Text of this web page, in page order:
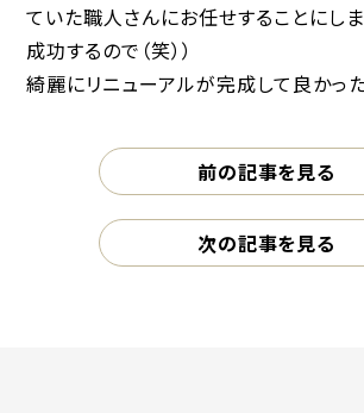
ていた職人さんにお任せすることにしま
成功するので（笑））
綺麗にリニューアルが完成して良かった
前の記事を見る
次の記事を見る